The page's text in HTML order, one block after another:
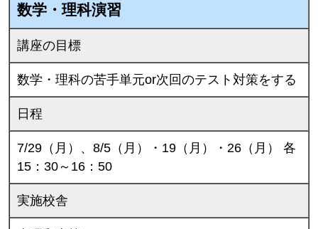
数学・理科演習
講座の目標
数学・理科の苦手単元or次回のテスト対策をする
日程
7/29（月）、8/5（月）・19（月）・26（月） 各
15：30～16：50
実施校舎